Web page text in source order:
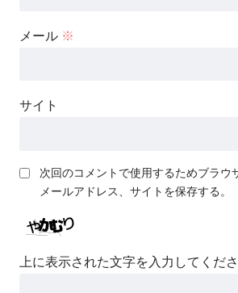
メール ※
サイト
次回のコメントで使用するためブラウ
メールアドレス、サイトを保存する。
上に表示された文字を入力してくださ